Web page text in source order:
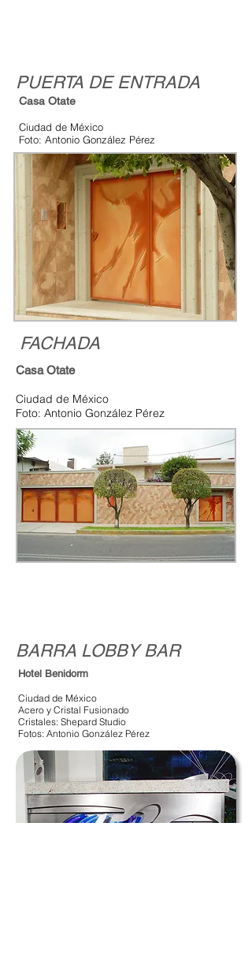
PUERTA DE ENTRADA
Casa Otate
Ciudad de México
Foto: Antonio González Pérez
FACHADA
Casa Otate
Ciudad de México
Foto: Antonio González Pérez
BARRA LOBBY BAR
Hotel Benidorm
Ciudad de México
Acero y Cristal Fusionado
Cristales: Shepard Studio
Fotos: Antonio González Pérez